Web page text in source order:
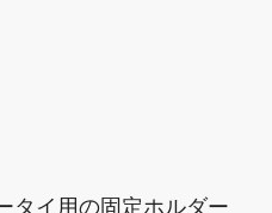
タイ用の固定ホルダー